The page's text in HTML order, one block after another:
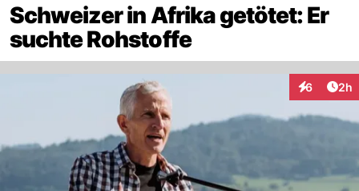
Schweizer in Afrika getötet: Er
suchte Rohstoffe
6 2h